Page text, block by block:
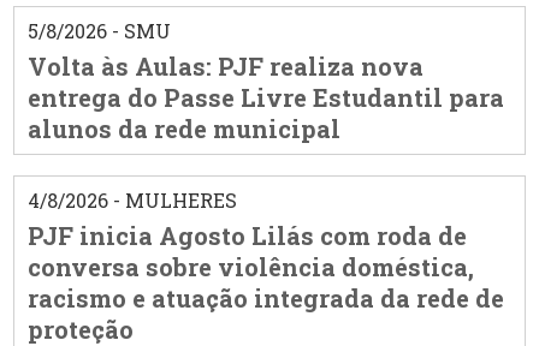
5/8/2026 - SMU
Volta às Aulas: PJF realiza nova
entrega do Passe Livre Estudantil para
alunos da rede municipal
4/8/2026 - MULHERES
PJF inicia Agosto Lilás com roda de
conversa sobre violência doméstica,
racismo e atuação integrada da rede de
proteção